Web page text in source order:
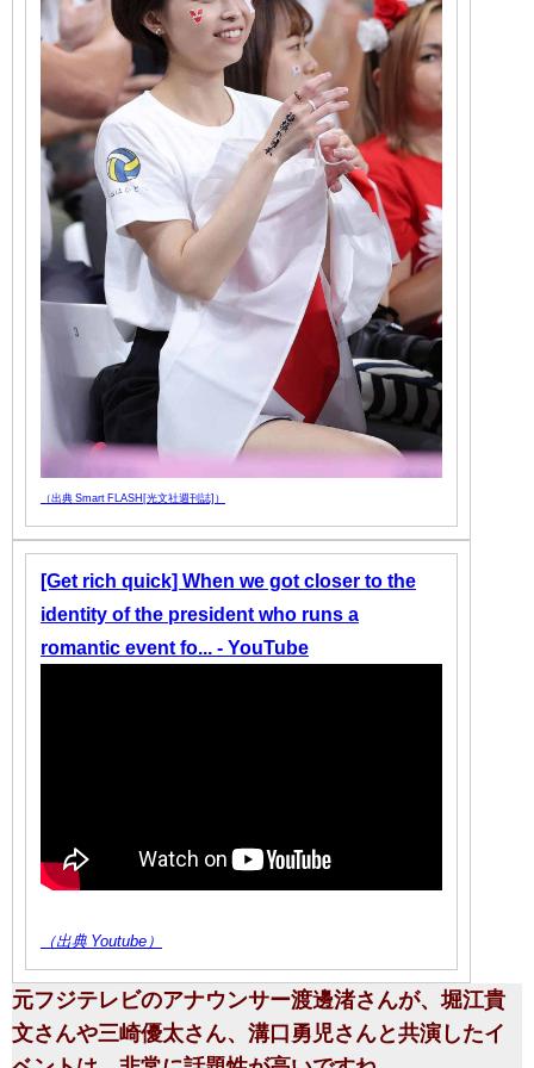
（出典 Smart FLASH[光文社週刊誌]）
[Get rich quick] When we got closer to the
identity of the president who runs a
romantic event fo... - YouTube
（出典 Youtube）
元フジテレビのアナウンサー渡邊渚さんが、堀江貴
文さんや三崎優太さん、溝口勇児さんと共演したイ